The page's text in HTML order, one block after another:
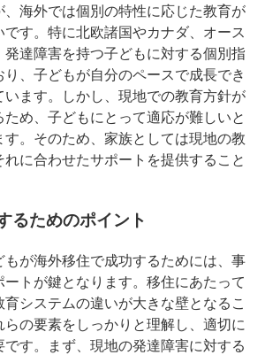
、海外では個別の特性に応じた教育が
す。特に北欧諸国やカナダ、オース
発達障害を持つ子どもに対する個別指
、子どもが自分のペースで成長でき
います。しかし、現地での教育方針が
め、子どもにとって適応が難しいと
。そのため、家族としては現地の教
に合わせたサポートを提供すること
るためのポイント
が海外移住で成功するためには、事
トが鍵となります。移住にあたって
システムの違いが大きな壁となるこ
らの要素をしっかりと理解し、適切に
す。まず、現地の発達障害に対する